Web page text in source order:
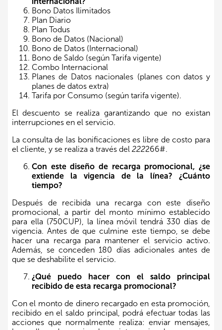
Bono Datos Ilimitados
Plan Diario
Plan Todus
Bono de Datos (Nacional)
Bono de Datos (Internacional)
Bono de Saldo (según Tarifa vigente)
Combo Internacional
Planes de Datos nacionales (planes con datos y
planes de datos extra)
Tarifa por Consumo (según tarifa vigente).
El descuento se realiza garantizando que no existan
interrupciones en el servicio.
La consulta de las bonificaciones es libre de costo para
el cliente, y se realiza a través del 222266#.
Con este diseño de recarga promocional, ¿se
extiende la vigencia de la línea? ¿Cuánto
tiempo?
Después de recibida una recarga con este diseño
promocional, a partir del monto mínimo establecido
para ella (750CUP), la línea móvil tendrá 330 días de
vigencia. Antes de que culmine este tiempo, se debe
hacer una recarga para mantener el servicio activo.
Además, se conceden 180 días adicionales antes de
que se deshabilite el servicio.
¿Qué puedo hacer con el saldo principal
recibido de esta recarga promocional?
Con el monto de dinero recargado en esta promoción,
recibido en el saldo principal, podrá efectuar todas las
acciones que normalmente realiza: enviar mensajes,